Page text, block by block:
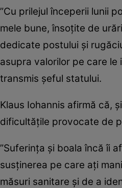
”Cu prilejul începerii lunii
mele bune, însoţite de
dedicate postului şi
asupra valorilor pe care
transmis şeful statului.
Klaus Iohannis afirmă că,
dificultăţile provocate de
”Suferinţa şi boala încă îi
susţinerea pe care aţi
măsuri sanitare şi de a